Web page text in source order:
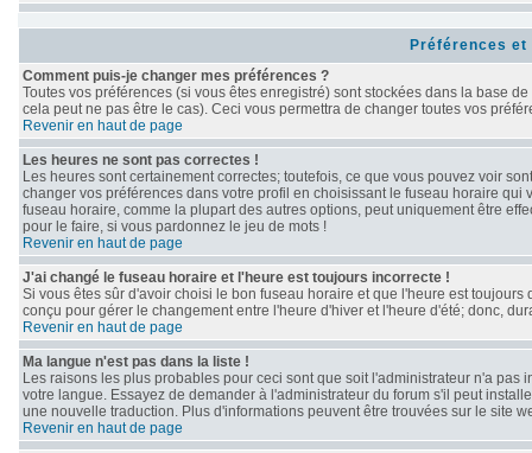
Préférences
Comment puis-je changer mes préférences ?
Toutes vos préférences (si vous êtes enregistré) sont stockées dans la base
cela peut ne pas être le cas). Ceci vous permettra de changer toutes vos
Revenir en haut de page
Les heures ne sont pas correctes !
Les heures sont certainement correctes; toutefois, ce que vous pouvez voir
changer vos préférences dans votre profil en choisissant le fuseau horaire
fuseau horaire, comme la plupart des autres options, peut uniquement être
pour le faire, si vous pardonnez le jeu de mots !
Revenir en haut de page
J'ai changé le fuseau horaire et l'heure est toujours incorrecte !
Si vous êtes sûr d'avoir choisi le bon fuseau horaire et que l'heure est
conçu pour gérer le changement entre l'heure d'hiver et l'heure d'été; donc,
Revenir en haut de page
Ma langue n'est pas dans la liste !
Les raisons les plus probables pour ceci sont que soit l'administrateur n'a
votre langue. Essayez de demander à l'administrateur du forum s'il peut
une nouvelle traduction. Plus d'informations peuvent être trouvées sur le site
Revenir en haut de page